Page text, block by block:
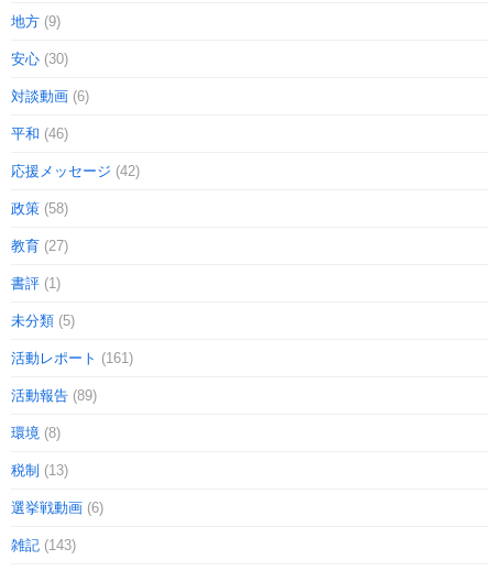
地方 (9)
安心 (30)
対談動画 (6)
平和 (46)
応援メッセージ (42)
政策 (58)
教育 (27)
書評 (1)
未分類 (5)
活動レポート (161)
活動報告 (89)
環境 (8)
税制 (13)
選挙戦動画 (6)
雑記 (143)